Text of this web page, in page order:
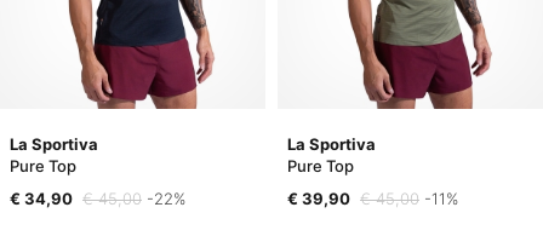
La Sportiva
Pure Top
€ 34,90 € 45,00 -22%
La Sportiva
Pure Top
€ 39,90 € 45,00 -11%